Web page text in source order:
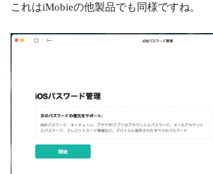
これはiMobieの他製品でも同様ですね。